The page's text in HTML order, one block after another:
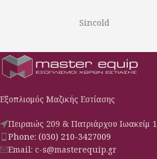
Εξοπλισμός Μαζικής Εστίασης
Πειραιώς 209 & Πατριάρχου
Phone: (030) 210-3427009
Email: c-s@masterequip.gr